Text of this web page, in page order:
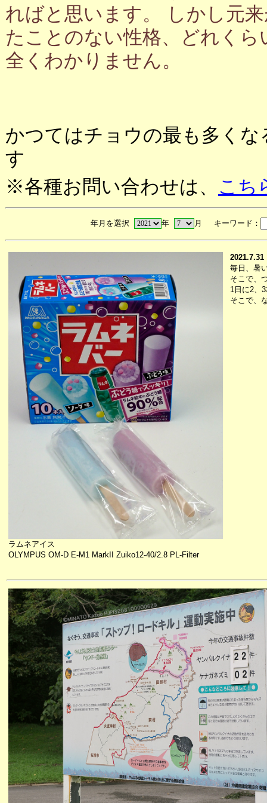
ればと思います。 しかし元
たことのない性格、どれく
全くわかりません。
かつてはチョウの最も多く
す
※各種お問い合わせは、 こち
年月を選択 年 月 キーワード：
ラムネアイス
OLYMPUS OM-D E-M1 MarkII Zuiko12-40/2.8 PL-Filter
2021.7.31
毎日、暑
そこで、
1日に2、
そこで、